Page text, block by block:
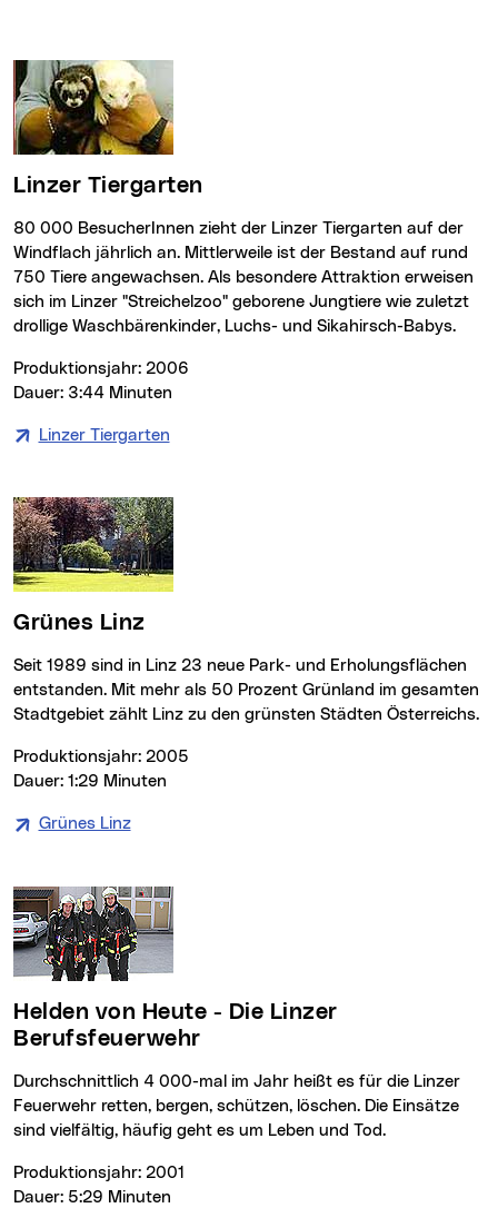
Linzer Tiergarten
80 000 BesucherInnen zieht der Linzer Tiergarten auf der
Windflach jährlich an. Mittlerweile ist der Bestand auf rund
750 Tiere angewachsen. Als besondere Attraktion erweisen
sich im Linzer "Streichelzoo" geborene Jungtiere wie zuletzt
drollige Waschbärenkinder, Luchs- und Sikahirsch-Babys.
Produktionsjahr: 2006
Dauer: 3:44 Minuten
Linzer Tiergarten
Grünes Linz
Seit 1989 sind in Linz 23 neue Park- und Erholungsflächen
entstanden. Mit mehr als 50 Prozent Grünland im gesamten
Stadtgebiet zählt Linz zu den grünsten Städten Österreichs.
Produktionsjahr: 2005
Dauer: 1:29 Minuten
Grünes Linz(neues Fenster)
Helden von Heute - Die Linzer
Berufsfeuerwehr
Durchschnittlich 4 000-mal im Jahr heißt es für die Linzer
Feuerwehr retten, bergen, schützen, löschen. Die Einsätze
sind vielfältig, häufig geht es um Leben und Tod.
Produktionsjahr: 2001
Dauer: 5:29 Minuten